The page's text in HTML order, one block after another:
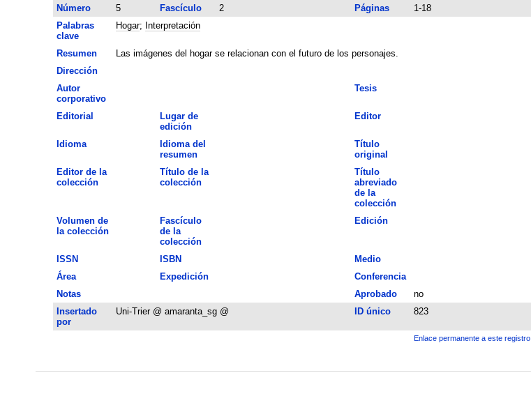
Número
5 Fascículo 2 Páginas
1-18
Palabras
clave
Hogar; Interpretación
Resumen
Las imágenes del hogar se relacionan con el futuro de los personajes.
Dirección
Autor
corporativo
Tesis
Editorial
Lugar de
edición
Editor
Idioma
Idioma del
resumen
Título
original
Editor de la
colección
Título de la
colección
Título
abreviado
de la
colección
Volumen de
la colección
Fascículo
de la
colección
Edición
ISSN ISBN
Medio
Área
Expedición
Conferencia
Notas
Aprobado
no
Insertado
por
Uni-Trier @ amaranta_sg @ ID único 823
Enlace permanente a este registro